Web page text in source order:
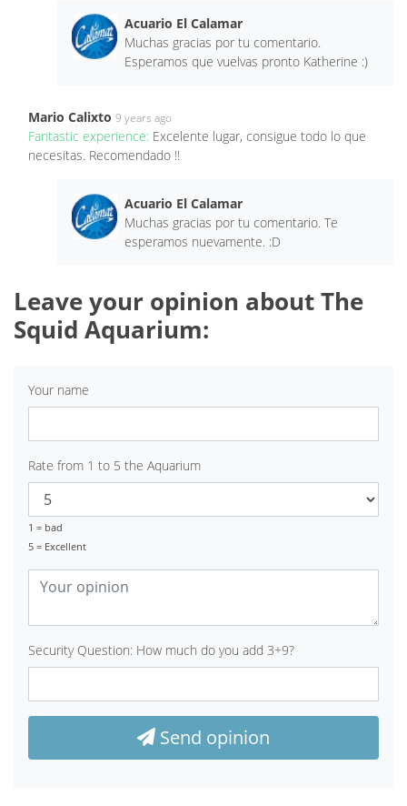
Acuario El Calamar
Muchas gracias por tu comentario.
Esperamos que vuelvas pronto Katherine :)
Mario Calixto 9 years ago
Fantastic experience: Excelente lugar, consigue todo lo que
necesitas. Recomendado !!
Acuario El Calamar
Muchas gracias por tu comentario. Te
esperamos nuevamente. :D
Leave your opinion about The
Squid Aquarium:
Your name
Rate from 1 to 5 the Aquarium
1 = bad
5 = Excellent
Security Question: How much do you add 3+9?
Send opinion